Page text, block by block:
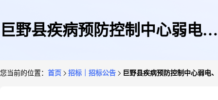
巨野县疾病预防控制中心弱电、
您当前的位置： 首页 招标｜招标公告 巨野县疾病预防控制中心弱电